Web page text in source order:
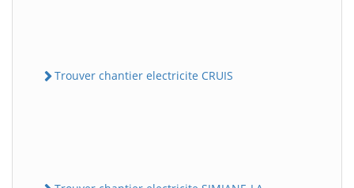
Trouver chantier electricite CRUIS